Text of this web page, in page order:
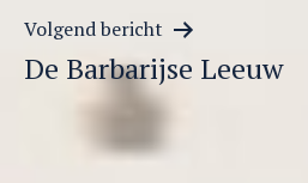
Volgend bericht
De Barbarijse Leeuw